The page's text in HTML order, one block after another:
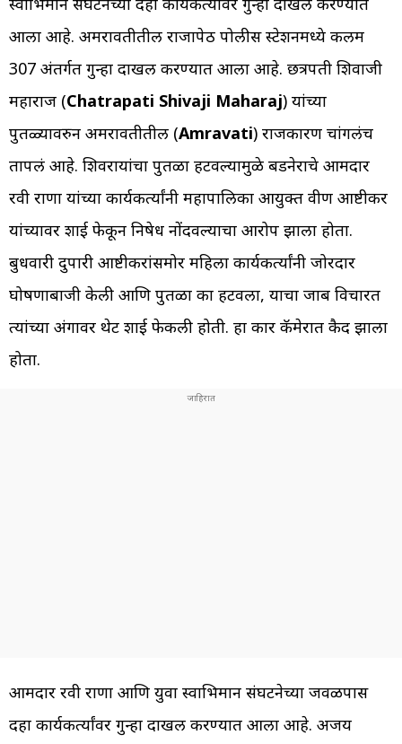
आला आहे. अमरावतीतील राजापेठ पोलीस स्टेशनमध्ये कलम
307 अंतर्गत गुन्हा दाखल करण्यात आला आहे. छत्रपती शिवाजी
महाराज (Chatrapati Shivaji Maharaj) यांच्या
पुतळ्यावरुन अमरावतीतील (Amravati) राजकारण चांगलंच
तापलं आहे. शिवरायांचा पुतळा हटवल्यामुळे बडनेराचे आमदार
रवी राणा यांच्या कार्यकर्त्यांनी महापालिका आयुक्त प्रवीण आष्टीकर
यांच्यावर शाई फेकून निषेध नोंदवल्याचा आरोप झाला होता.
बुधवारी दुपारी आष्टीकरांसमोर महिला कार्यकर्त्यांनी जोरदार
घोषणाबाजी केली आणि पुतळा का हटवला, याचा जाब विचारत
त्यांच्या अंगावर थेट शाई फेकली होती. हा प्रकार कॅमेरात कैद झाला
होता.
आमदार रवी राणा आणि युवा स्वाभिमान संघटनेच्या जवळपास
दहा कार्यकर्त्यांवर गुन्हा दाखल करण्यात आला आहे. अजय